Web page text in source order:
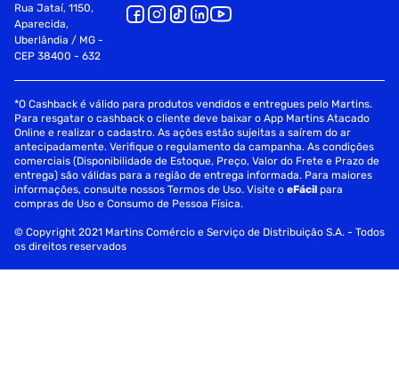
Rua Jataí, 1150,
Aparecida,
Uberlândia / MG -
CEP 38400 - 632
*O Cashback é válido para produtos vendidos e entregues pelo Martins.
Para resgatar o cashback o cliente deve baixar o App Martins Atacado
Online e realizar o cadastro. As ações estão sujeitas a saírem do ar
antecipadamente. Verifique o regulamento da campanha. As condições
comerciais (Disponibilidade de Estoque, Preço, Valor do Frete e Prazo de
entrega) são válidas para a região de entrega informada. Para maiores
informações, consulte nossos Termos de Uso. Visite oeFácil para
compras de Uso e Consumo de Pessoa Física.
© Copyright 2021 Martins Comércio e Serviço de Distribuição S.A. - Todos
os direitos reservados